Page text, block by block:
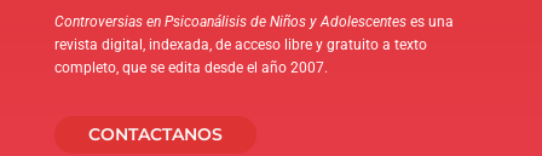
Controversias en Psicoanálisis de Niños y Adolescenteses una
revista digital, indexada, de acceso libre y gratuito a texto
completo, que se edita desde el año 2007.
CONTACTANOS